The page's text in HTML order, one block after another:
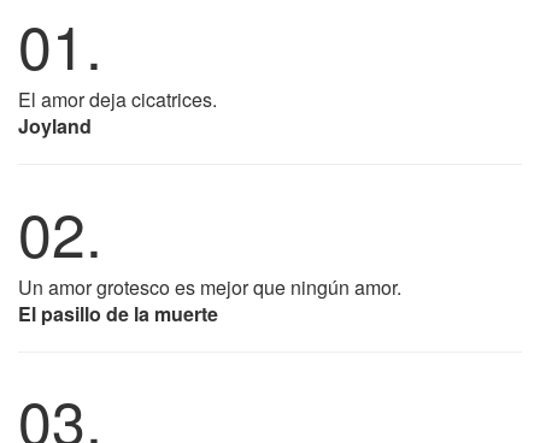
01.
El amor deja cicatrices.
Joyland
02.
Un amor grotesco es mejor que ningún amor.
El pasillo de la muerte
03.